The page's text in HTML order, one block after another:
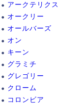
アークテリクス
オークリー
オールバーズ
オン
キーン
グラミチ
グレゴリー
クローム
コロンビア